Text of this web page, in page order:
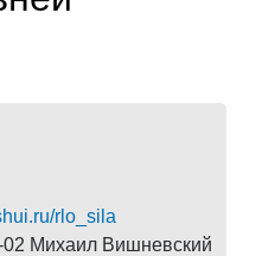
rlo_sila
Михаил Вишневский